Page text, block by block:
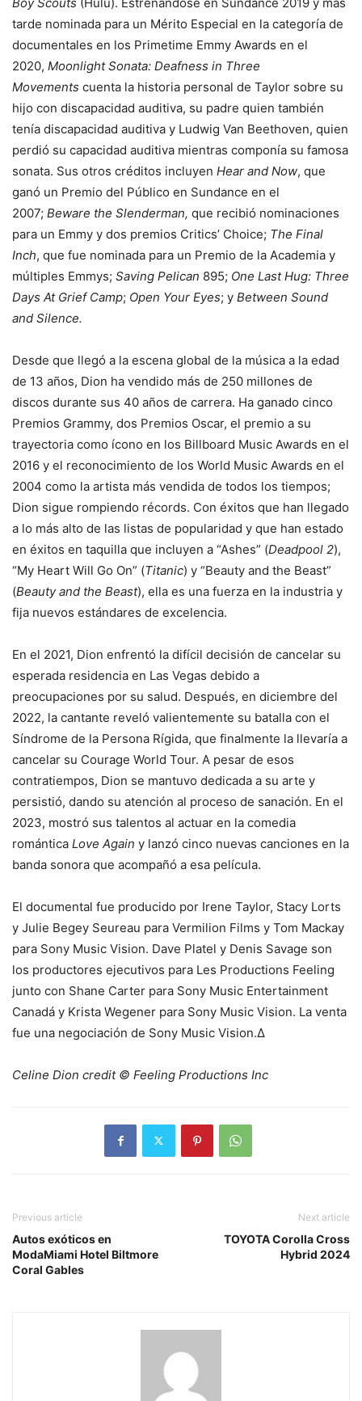
tarde nominada para un Mérito Especial en la categoría de
documentales en los Primetime Emmy Awards en el
2020, Moonlight Sonata: Deafness in Three
Movements cuenta la historia personal de Taylor sobre su
hijo con discapacidad auditiva, su padre quien también
tenía discapacidad auditiva y Ludwig Van Beethoven, quien
perdió su capacidad auditiva mientras componía su famosa
sonata. Sus otros créditos incluyen Hear and Now, que
ganó un Premio del Público en Sundance en el
2007; Beware the Slenderman, que recibió nominaciones
para un Emmy y dos premios Critics’ Choice; The Final
Inch, que fue nominada para un Premio de la Academia y
múltiples Emmys; Saving Pelican 895; One Last Hug: Three
Days At Grief Camp; Open Your Eyes; y Between Sound
and Silence.
Desde que llegó a la escena global de la música a la edad
de 13 años, Dion ha vendido más de 250 millones de
discos durante sus 40 años de carrera. Ha ganado cinco
Premios Grammy, dos Premios Oscar, el premio a su
trayectoria como ícono en los Billboard Music Awards en el
2016 y el reconocimiento de los World Music Awards en el
2004 como la artista más vendida de todos los tiempos;
Dion sigue rompiendo récords. Con éxitos que han llegado
a lo más alto de las listas de popularidad y que han estado
en éxitos en taquilla que incluyen a “Ashes” (Deadpool 2),
“My Heart Will Go On” (Titanic) y “Beauty and the Beast”
(Beauty and the Beast), ella es una fuerza en la industria y
fija nuevos estándares de excelencia.
En el 2021, Dion enfrentó la difícil decisión de cancelar su
esperada residencia en Las Vegas debido a
preocupaciones por su salud. Después, en diciembre del
2022, la cantante reveló valientemente su batalla con el
Síndrome de la Persona Rígida, que finalmente la llevaría a
cancelar su Courage World Tour. A pesar de esos
contratiempos, Dion se mantuvo dedicada a su arte y
persistió, dando su atención al proceso de sanación. En el
2023, mostró sus talentos al actuar en la comedia
romántica Love Again y lanzó cinco nuevas canciones en la
banda sonora que acompañó a esa película.
El documental fue producido por Irene Taylor, Stacy Lorts
y Julie Begey Seureau para Vermilion Films y Tom Mackay
para Sony Music Vision. Dave Platel y Denis Savage son
los productores ejecutivos para Les Productions Feeling
junto con Shane Carter para Sony Music Entertainment
Canadá y Krista Wegener para Sony Music Vision. La venta
fue una negociación de Sony Music Vision.∆
Celine Dion credit © Feeling Productions Inc
Previous article
Autos exóticos en
ModaMiami Hotel Biltmore
Coral Gables
Next article
TOYOTA Corolla Cross
Hybrid 2024